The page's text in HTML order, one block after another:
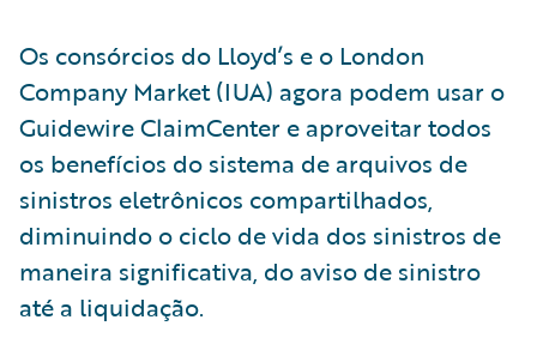
Os consórcios do Lloyd’s e o London
Company Market (IUA) agora podem usar o
Guidewire ClaimCenter e aproveitar todos
os benefícios do sistema de arquivos de
sinistros eletrônicos compartilhados,
diminuindo o ciclo de vida dos sinistros de
maneira significativa, do aviso de sinistro
até a liquidação.